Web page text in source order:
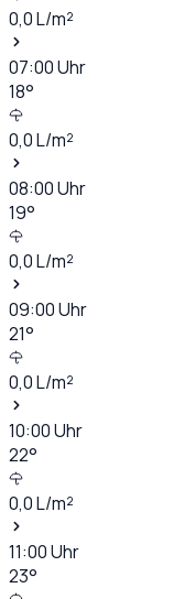
0,0L/m²
07:00Uhr
18°
0,0L/m²
08:00Uhr
19°
0,0L/m²
09:00Uhr
21°
0,0L/m²
10:00Uhr
22°
0,0L/m²
11:00Uhr
23°